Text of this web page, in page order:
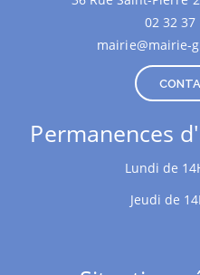
02 32 37
mairie@mairie-
Permanences
Lundi de
Jeudi de